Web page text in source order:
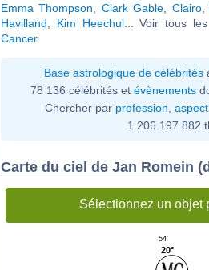
Emma Thompson
Clark Gable Clairo,
Havilland
Kim Heechul... Voir tous les
Cancer.
Base astrologique de célébrités
78 136 célébrités et évènements
Chercher par profession aspect
1 206 197 882
Carte du ciel de Jan Romein
Sélectionnez un objet
20°
54'